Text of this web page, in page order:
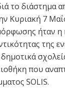
το διάστημα
Κυριακή 7
ήταν
της
που
SOLIS.